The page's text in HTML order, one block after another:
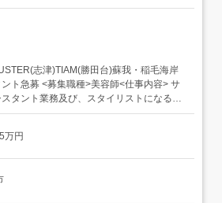
志津)TIAM(勝田台)蘇我・稲毛海岸
ト急募 <募集職種>美容師<仕事内容> サ
タント業務及び、スタイリストになる為
ドスパ<必要経験>アシスタント<業種>美
台駅から、歩いて徒歩2分です。駅チ
万円